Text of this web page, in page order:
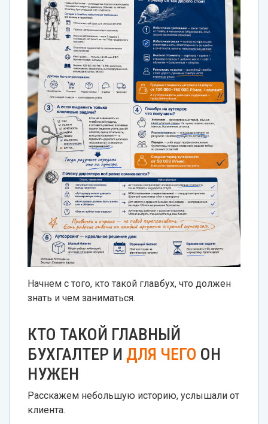
Начнем с того, кто такой главбух, что должен
знать и чем заниматься.
КТО ТАКОЙ ГЛАВНЫЙ
БУХГАЛТЕР И ДЛЯ ЧЕГО ОН
НУЖЕН
Расскажем небольшую историю, услышали от
клиента.